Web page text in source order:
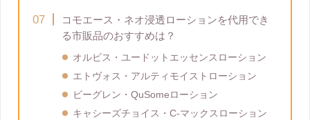
コモエース・ネオ浸透ローションを代用でき
る市販品のおすすめは？
オルビス・ユードットエッセンスローション
エトヴォス・アルティモイストローション
ビーグレン・QuSomeローション
キャシーズチョイス・C-マックスローション